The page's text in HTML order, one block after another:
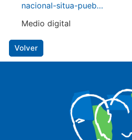
nacional-situa-pueb…
Medio digital
Volver